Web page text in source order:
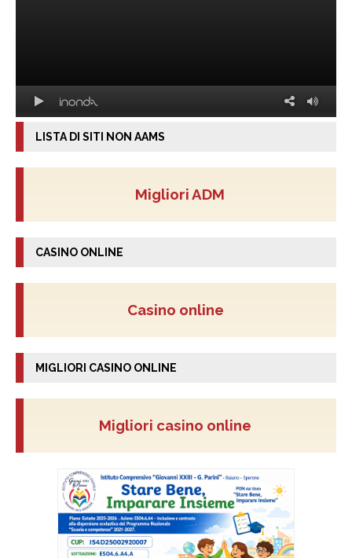
LISTA DI SITI NON AAMS
Migliori ADM
CASINO ONLINE
Casino online
MIGLIORI CASINO ONLINE
Migliori casino online